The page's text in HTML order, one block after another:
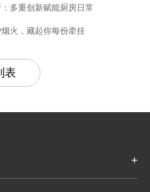
多重创新赋能厨房日常
火，藏起你每份牵挂
表
+